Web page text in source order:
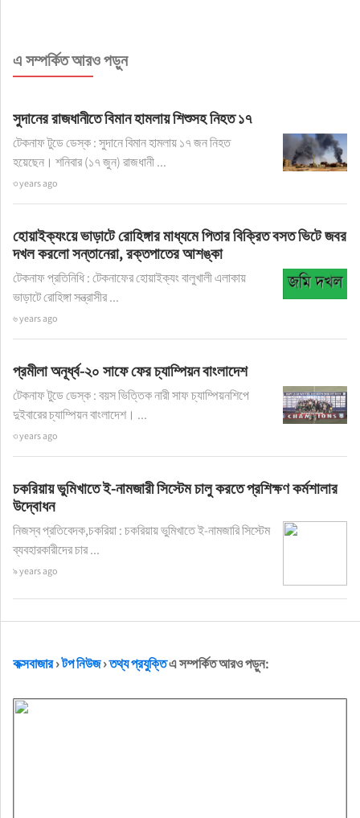
এ সম্পর্কিত আরও পড়ুন
সুদানের রাজধানীতে বিমান হামলায় শিশুসহ নিহত ১৭
টেকনাফ টুডে ডেস্ক : সুদানে বিমান হামলায় ১৭ জন নিহত
হয়েছেন। শনিবার (১৭ জুন) রাজধানী ...
৩ years ago
হোয়াইক্যংয়ে ভাড়াটে রোহিঙ্গার মাধ্যমে পিতার বিক্রিত বসত ভিটে জবর
দখল করলো সন্তানেরা, রক্তপাতের আশঙ্কা
টেকনাফ প্রতিনিধি : টেকনাফের হোয়াইক্যং বালুখালী এলাকায়
ভাড়াটে রোহিঙ্গা সন্ত্রাসীর ...
৬ years ago
প্রমীলা অনূর্ধ্ব-২০ সাফে ফের চ্যাম্পিয়ন বাংলাদেশ
টেকনাফ টুডে ডেস্ক : বয়স ভিত্তিক নারী সাফ চ্যাম্পিয়নশিপে
দুইবারের চ্যাম্পিয়ন বাংলাদেশ। ...
৩ years ago
চকরিয়ায় ভুমিখাতে ই-নামজারী সিস্টেম চালু করতে প্রশিক্ষণ কর্মশালার
উদ্বোধন
নিজস্ব প্রতিবেদক,চকরিয়া : চকরিয়ায় ভুমিখাতে ই-নামজারি সিস্টেম
ব্যবহারকারীদের চার ...
৯ years ago
কক্সবাজার›টপ নিউজ›তথ্য প্রযুক্তিএ সম্পর্কিত আরও পড়ুন: